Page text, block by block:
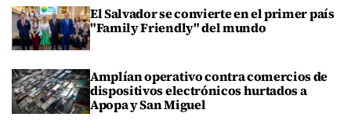
El Salvador se convierte en el primer país
"Family Friendly" del mundo
Amplían operativo contra comercios de
dispositivos electrónicos hurtados a
Apopa y San Miguel